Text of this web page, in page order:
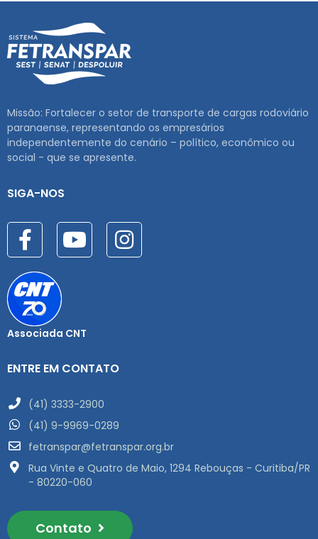
Missão: Fortalecer o setor de transporte de cargas rodoviário
paranaense, representando os empresários
independentemente do cenário – político, econômico ou
social - que se apresente.
SIGA-NOS
Associada CNT
ENTRE EM CONTATO
(41) 3333-2900
(41) 9-9969-0289
fetranspar@fetranspar.org.br
Rua Vinte e Quatro de Maio, 1294 Rebouças - Curitiba/PR
- 80220-060
Contato